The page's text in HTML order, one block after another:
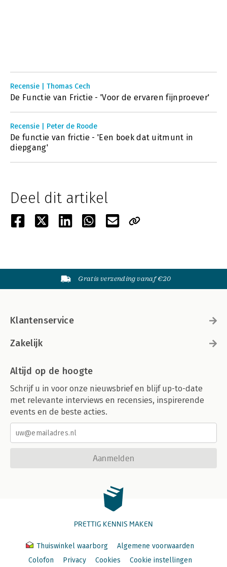
Recensie | Thomas Cech
De Functie van Frictie - 'Voor de ervaren fijnproever'
Recensie | Peter de Roode
De functie van frictie - 'Een boek dat uitmunt in
diepgang'
Deel dit artikel
Gratis verzending vanaf €20
Klantenservice
Zakelijk
Altijd op de hoogte
Schrijf u in voor onze nieuwsbrief en blijf up-to-date
met relevante interviews en recensies, inspirerende
events en de beste acties.
Aanmelden
PRETTIG KENNIS MAKEN
Thuiswinkel waarborg
Algemene voorwaarden
Colofon
Privacy Cookies Cookie instellingen